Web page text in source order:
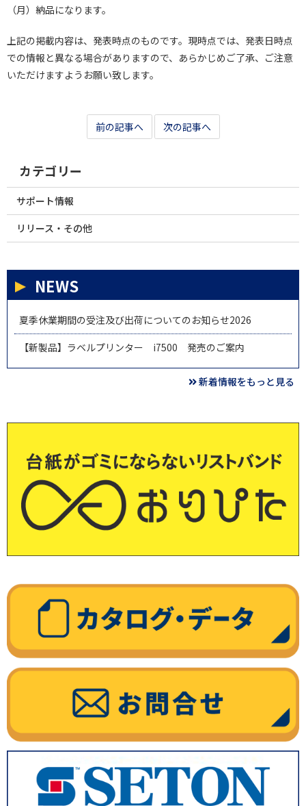
（月）納品になります。
上記の掲載内容は、発表時点のものです。現時点では、発表日時点
での情報と異なる場合がありますので、あらかじめご了承、ご注意
いただけますようお願い致します。
前の記事へ 次の記事へ
カテゴリー
サポート情報
リリース・その他
NEWS
夏季休業期間の受注及び出荷についてのお知らせ2026
【新製品】ラベルプリンター i7500 発売のご案内
新着情報をもっと見る